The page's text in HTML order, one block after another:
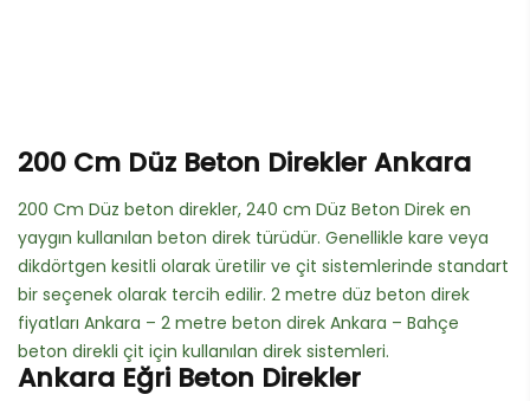
200 Cm Düz Beton Direkler Ankara
200 Cm Düz beton direkler, 240 cm Düz Beton Direk en
yaygın kullanılan beton direk türüdür. Genellikle kare veya
dikdörtgen kesitli olarak üretilir ve çit sistemlerinde standart
bir seçenek olarak tercih edilir. 2 metre düz beton direk
fiyatları Ankara – 2 metre beton direk Ankara – Bahçe
beton direkli çit için kullanılan direk sistemleri.
Ankara Eğri Beton Direkler